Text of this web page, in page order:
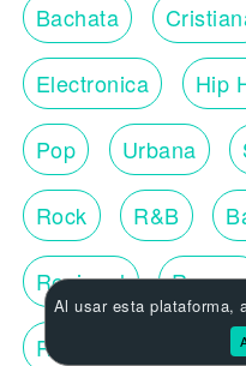
Bachata
Electronica Hip
Pop Urbana
Rock R&B
Regional
Regional Mexicana
Al usar esta plataforma,